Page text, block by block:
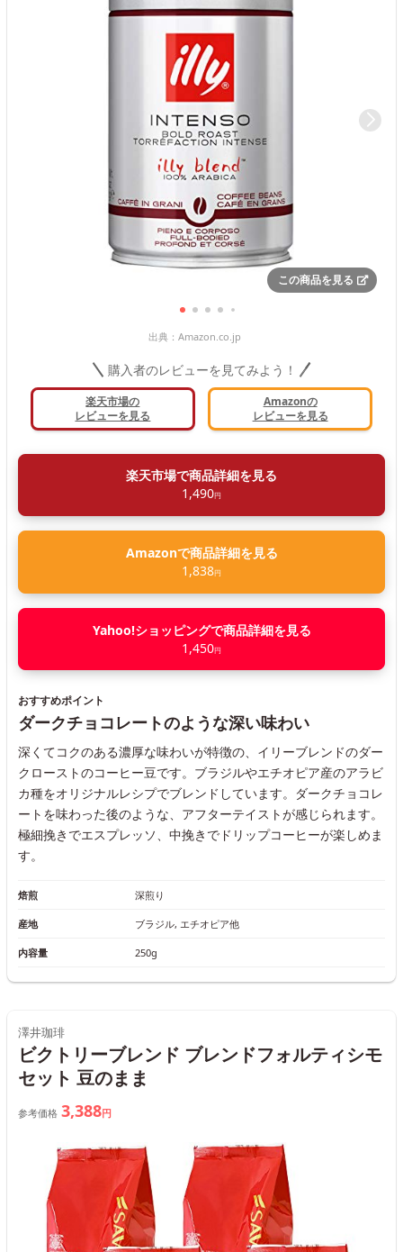
この商品を見る
出典： Amazon.co.jp
購入者のレビューを見てみよう！
楽天市場の
レビューを見る
Amazonの
レビューを見る
楽天市場で商品詳細を見る
1,490円
Amazonで商品詳細を見る
1,838円
Yahoo!ショッピングで商品詳細を見る
1,450円
おすすめポイント
ダークチョコレートのような深い味わい
深くてコクのある濃厚な味わいが特徴の、イリーブレンドのダー
クローストのコーヒー豆です。ブラジルやエチオピア産のアラビ
カ種をオリジナルレシプでブレンドしています。ダークチョコレ
ートを味わった後のような、アフターテイストが感じられます。
極細挽きでエスプレッソ、中挽きでドリップコーヒーが楽しめま
す。
焙煎 深煎り
産地 ブラジル, エチオピア他
内容量 250g
澤井珈琲
ビクトリーブレンド ブレンドフォルティシモ
セット 豆のまま
参考価格 3,388円